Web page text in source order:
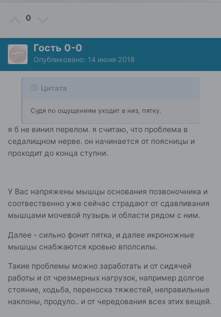
0
Гость 0-0
Опубликовано: 14 июня 2018
Цитата
Судя по ощущениям уходит в низ, пятку.
я б не винил перелом. я считаю, что проблема в
седалищном нерве. он начинается от поясницы и
проходит до конца ступни.
У Вас напряжены мышцы основания позвоночника и
соотвественно уже сейчас страдают от сдавливания
мышцами мочевой пузырь и области рядом с ним.
Далее - сильно фонит пятка, и далее икроножные
мышцы снабжаются кровью вполсилы.
Такие проблемы можно заработать и от сидячей
работы и от чрезмерных нагрузок, например долгое
стояние, ходьба, переноска тяжестей, неправильные
наклоны, продуло.. и от чередования всех этих вещей.